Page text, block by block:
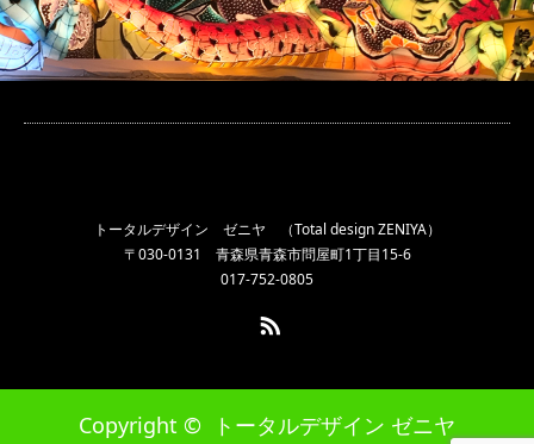
トータルデザイン ゼニヤ （Total design ZENIYA）
〒030-0131 青森県青森市問屋町1丁目15-6
017-752-0805
Copyright © トータルデザイン ゼニヤ